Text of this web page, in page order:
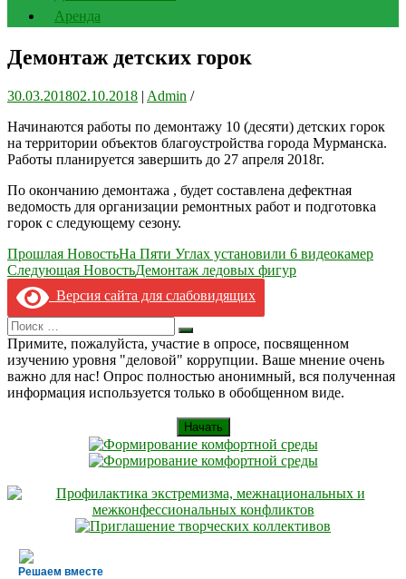
Аренда
Демонтаж детских горок
30.03.201802.10.2018 | Admin /
Начинаются работы по демонтажу 10 (десяти) детских горок
на территории объектов благоустройства города Мурманска.
Работы планируется завершить до 27 апреля 2018г.
По окончанию демонтажа , будет составлена дефектная
ведомость для организации ремонтных работ и подготовка
горок с следующему сезону.
Навигация
по
записям
Прошлая НовостьНа Пяти Углах установили 6 видеокамер
Следующая НовостьДемонтаж ледовых фигур
Версия сайта для слабовидящих
Search
for:
Искать
Примите, пожалуйста, участие в опросе, посвященном
изучению уровня "деловой" коррупции. Ваше мнение очень
важно для нас! Опрос полностью анонимный, вся полученная
информация используется только в обобщенном виде.
Начать
Решаем вместе